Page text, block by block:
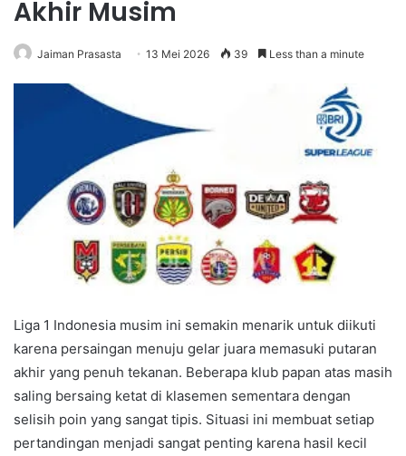
Akhir Musim
Jaiman Prasasta 13 Mei 2026 39 Less than a minute
Liga 1 Indonesia musim ini semakin menarik untuk diikuti
karena persaingan menuju gelar juara memasuki putaran
akhir yang penuh tekanan. Beberapa klub papan atas masih
saling bersaing ketat di klasemen sementara dengan
selisih poin yang sangat tipis. Situasi ini membuat setiap
pertandingan menjadi sangat penting karena hasil kecil